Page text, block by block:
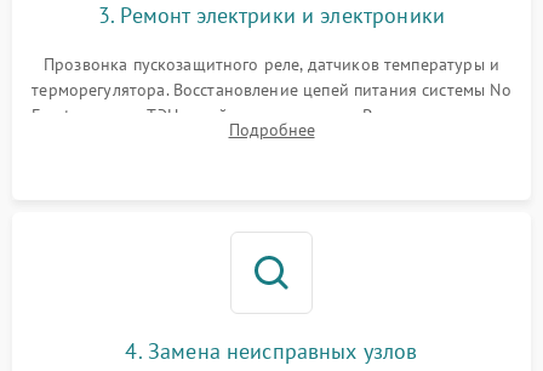
3. Ремонт электрики и электроники
Прозвонка пускозащитного реле, датчиков температуры и
терморегулятора. Восстановление цепей питания системы No
Frost, включая ТЭН оттайки и вентилятор. Ремонт или замена
платы управления при сбоях алгоритмов.
Подробнее
4. Замена неисправных узлов